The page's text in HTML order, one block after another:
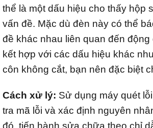
thể là một dấu hiệu cho thấy hộp
vấn đề. Mặc dù đèn này có thể
đề khác nhau liên quan đến
kết hợp với các dấu hiệu khác
côn không cắt, bạn nên đặc biệt
Cách xử lý: Sử dụng máy quét
tra mã lỗi và xác định nguyên
đó, tiến hành sửa chữa theo chỉ